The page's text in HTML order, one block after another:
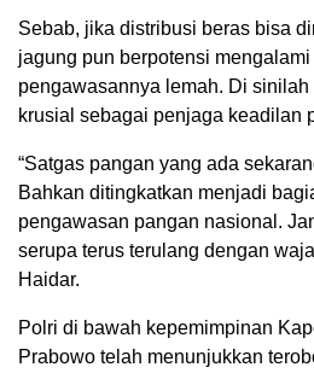
Sebab, jika distribusi beras bisa
jagung pun berpotensi
pengawasannya lemah. Di
krusial sebagai penjaga keadilan
“Satgas pangan yang ada
Bahkan ditingkatkan menjadi
pengawasan pangan nasional.
serupa terus terulang dengan
Haidar.
Polri di bawah kepemimpinan
Prabowo telah menunjukkan